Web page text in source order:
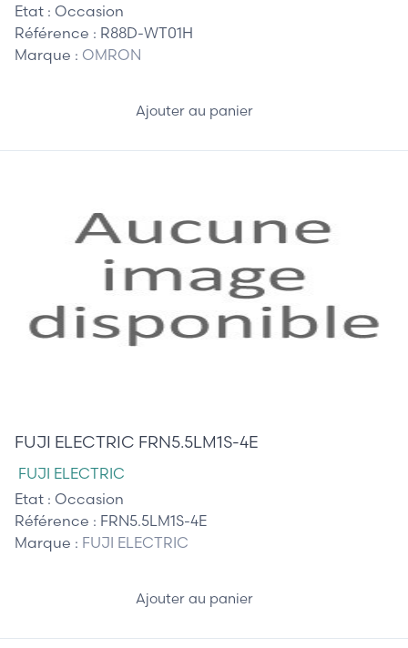
Etat : Occasion
Référence : R88D-WT01H
Marque : OMRON
Ajouter au panier
FUJI ELECTRIC FRN5.5LM1S-4E
FUJI ELECTRIC
Etat : Occasion
Référence : FRN5.5LM1S-4E
Marque : FUJI ELECTRIC
Ajouter au panier